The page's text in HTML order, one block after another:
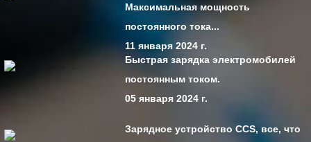
Максимальная мощность
постоянного тока...
11 января 2024 г.
Быстрая зарядка электромобилей
постоянным током.
05 января 2024 г.
Зарядное устройство CCS, все, что